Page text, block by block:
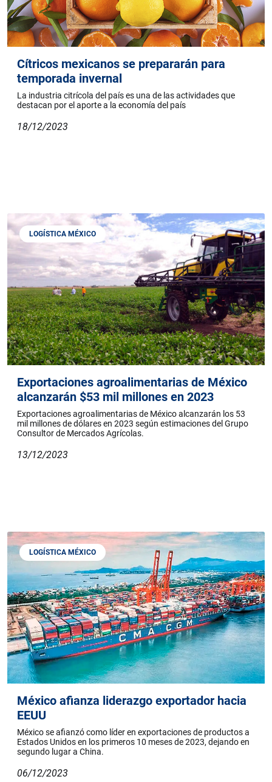
Cítricos mexicanos se prepararán para
temporada invernal
La industria citrícola del país es una de las actividades que
destacan por el aporte a la economía del país
18/12/2023
LOGÍSTICA MÉXICO
Exportaciones agroalimentarias de México
alcanzarán $53 mil millones en 2023
Exportaciones agroalimentarias de México alcanzarán los 53
mil millones de dólares en 2023 según estimaciones del Grupo
Consultor de Mercados Agrícolas.
13/12/2023
LOGÍSTICA MÉXICO
México afianza liderazgo exportador hacia
EEUU
México se afianzó como líder en exportaciones de productos a
Estados Unidos en los primeros 10 meses de 2023, dejando en
segundo lugar a China.
06/12/2023